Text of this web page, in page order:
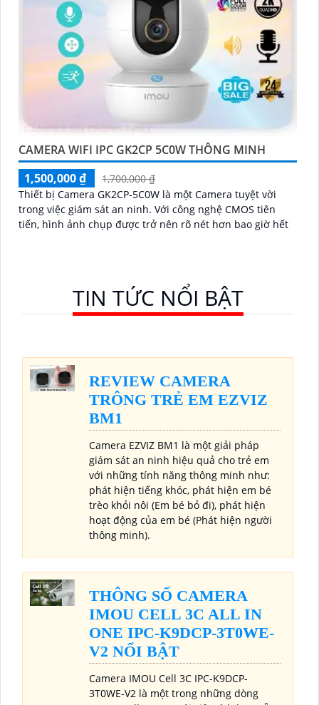
CAMERA WIFI IPC GK2CP 5C0W THÔNG MINH
1,500,000 ₫
1,700,000 ₫
Thiết bị Camera GK2CP-5C0W là một Camera tuyệt vời
trong việc giám sát an ninh. Với công nghệ CMOS tiên
tiến, hình ảnh chụp được trở nên rõ nét hơn bao giờ hết
TIN TỨC NỔI BẬT
REVIEW CAMERA
TRÔNG TRẺ EM EZVIZ
BM1
Camera EZVIZ BM1 là một giải pháp
giám sát an ninh hiệu quả cho trẻ em
với những tính năng thông minh như:
phát hiện tiếng khóc, phát hiện em bé
trèo khỏi nôi (Em bé bỏ đi), phát hiện
hoạt động của em bé (Phát hiện người
thông minh).
THÔNG SỐ CAMERA
IMOU CELL 3C ALL IN
ONE IPC-K9DCP-3T0WE-
V2 NỔI BẬT
Camera IMOU Cell 3C IPC-K9DCP-
3T0WE-V2 là một trong những dòng